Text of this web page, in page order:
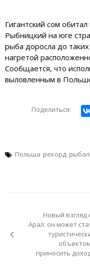
Гигантский сом
Рыбницкий на юге
рыба доросла до
нагретой
Сообщается, что
выловленным в
Поделиться:
Польша рекорд
записям
Новый взгляд
Арал: он может
приносить